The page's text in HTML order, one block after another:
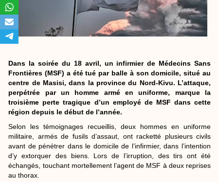
Dans la soirée du 18 avril, un infirmier de Médecins Sans
Frontières (MSF) a été tué par balle à son domicile, situé au
centre de Masisi, dans la province du Nord-Kivu. L’attaque,
perpétrée par un homme armé en uniforme, marque la
troisième perte tragique d’un employé de MSF dans cette
région depuis le début de l’année.
Selon les témoignages recueillis, deux hommes en uniforme
militaire, armés de fusils d’assaut, ont racketté plusieurs civils
avant de pénétrer dans le domicile de l’infirmier, dans l’intention
d’y extorquer des biens. Lors de l’irruption, des tirs ont été
échangés, touchant mortellement l’agent de MSF à deux reprises
au thorax.